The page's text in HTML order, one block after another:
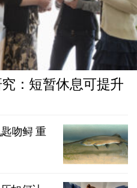
：短暂休息可提升
吻鲟 重